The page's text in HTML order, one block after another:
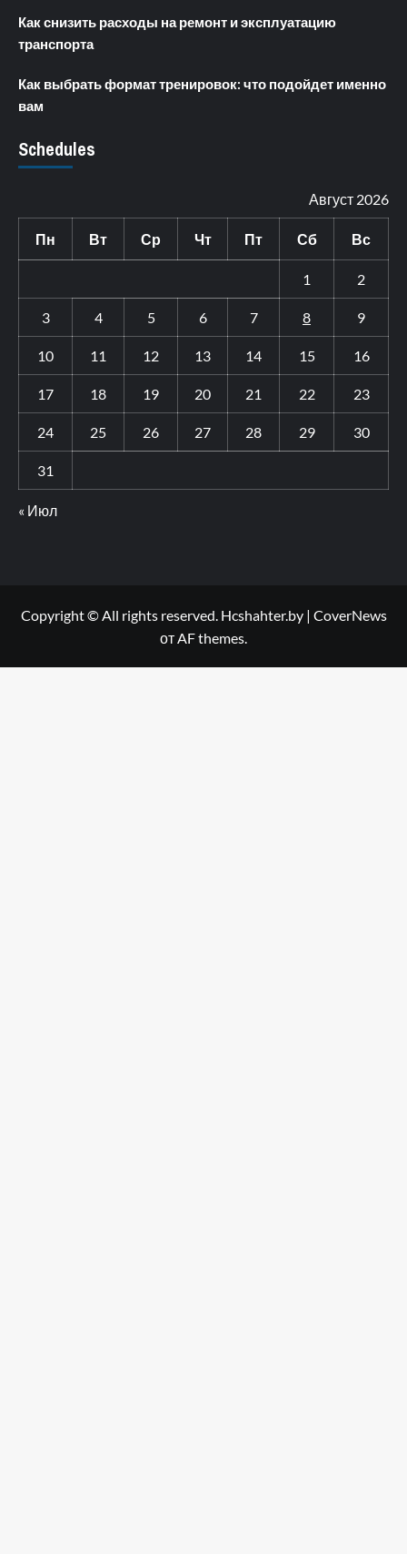
Как снизить расходы на ремонт и эксплуатацию
транспорта
Как выбрать формат тренировок: что подойдет именно
вам
Schedules
Август 2026
Пн Вт Ср Чт Пт Сб Вс
1 2
3 4 5 6 7 8 9
10 11 12 13 14 15 16
17 18 19 20 21 22 23
24 25 26 27 28 29 30
31
« Июл
Copyright © All rights reserved. Hcshahter.by | CoverNews
от AF themes.